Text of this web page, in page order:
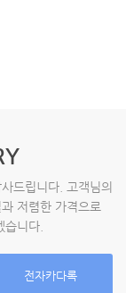
드립니다. 고객님의
저렴한 가격으로
니다.
전자카다록